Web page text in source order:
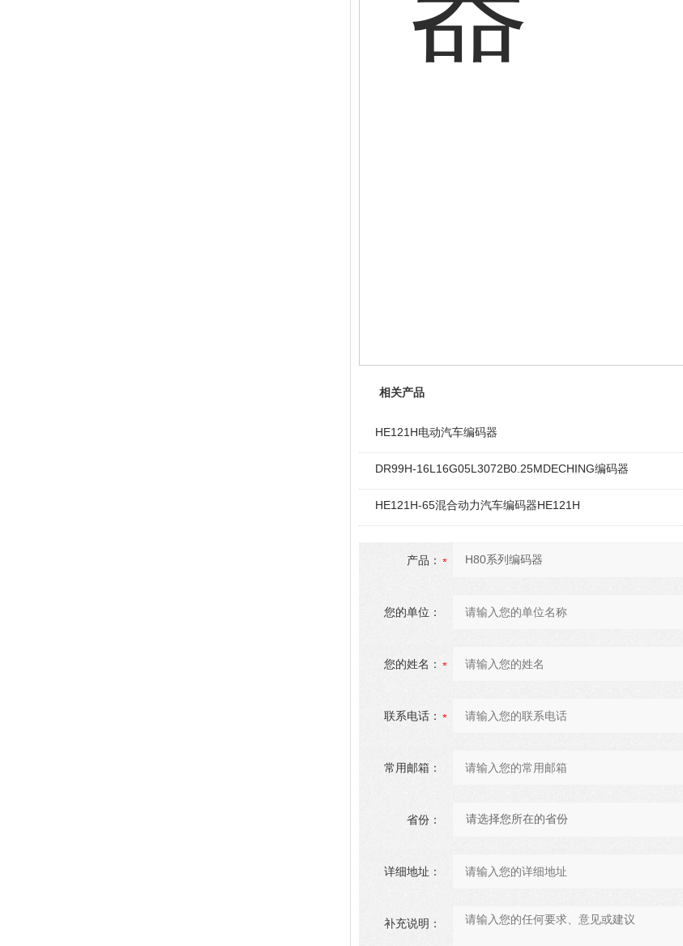
相关产品
HE121H电动汽车编码器
DR99H-16L16G05L3072B0.25MDECHING编码器
HE121H-65混合动力汽车编码器HE121H
产品：
您的单位：
您的姓名：
联系电话：
常用邮箱：
省份：
详细地址：
补充说明：